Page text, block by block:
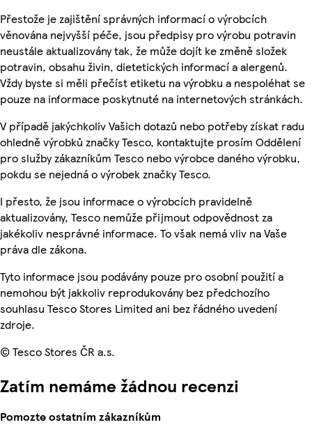
Přestože je zajištění správných informací o výrobcích
věnována nejvyšší péče, jsou předpisy pro výrobu potravin
neustále aktualizovány tak, že může dojít ke změně složek
potravin, obsahu živin, dietetických informací a alergenů.
Vždy byste si měli přečíst etiketu na výrobku a nespoléhat se
pouze na informace poskytnuté na internetových stránkách.
V případě jakýchkoliv Vašich dotazů nebo potřeby získat radu
ohledně výrobků značky Tesco, kontaktujte prosím Oddělení
pro služby zákazníkům Tesco nebo výrobce daného výrobku,
pokdu se nejedná o výrobek značky Tesco.
I přesto, že jsou informace o výrobcích pravidelně
aktualizovány, Tesco nemůže přijmout odpovědnost za
jakékoliv nesprávné informace. To však nemá vliv na Vaše
práva dle zákona.
Tyto informace jsou podávány pouze pro osobní použití a
nemohou být jakkoliv reprodukovány bez předchozího
souhlasu Tesco Stores Limited ani bez řádného uvedení
zdroje.
© Tesco Stores ČR a.s.
Zatím nemáme žádnou recenzi
Pomozte ostatním zákazníkům